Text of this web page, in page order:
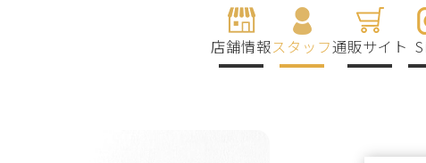
店舗情報スタッフ通販サイト